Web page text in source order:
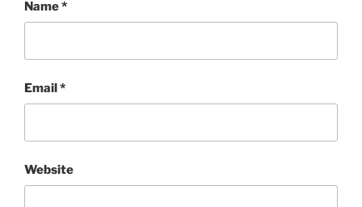
Name*
Email*
Website